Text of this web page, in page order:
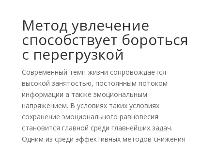
Метод увлечение
способствует бороться
с перегрузкой
Современный темп жизни сопровождается
высокой занятостью, постоянным потоком
информации а также эмоциональным
напряжением. В условиях таких условиях
сохранение эмоционального равновесия
становится главной среди главнейших задач.
Одним из среди эффективных методов снижения